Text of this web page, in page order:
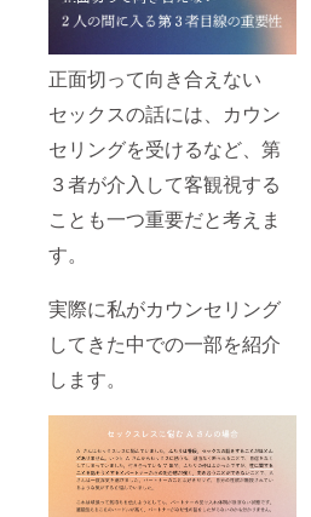
正面切って向き合えない
セックスの話には、カウン
セリングを受けるなど、第
３者が介入して客観視する
ことも一つ重要だと考えま
す。
実際に私がカウンセリング
してきた中での一部を紹介
します。